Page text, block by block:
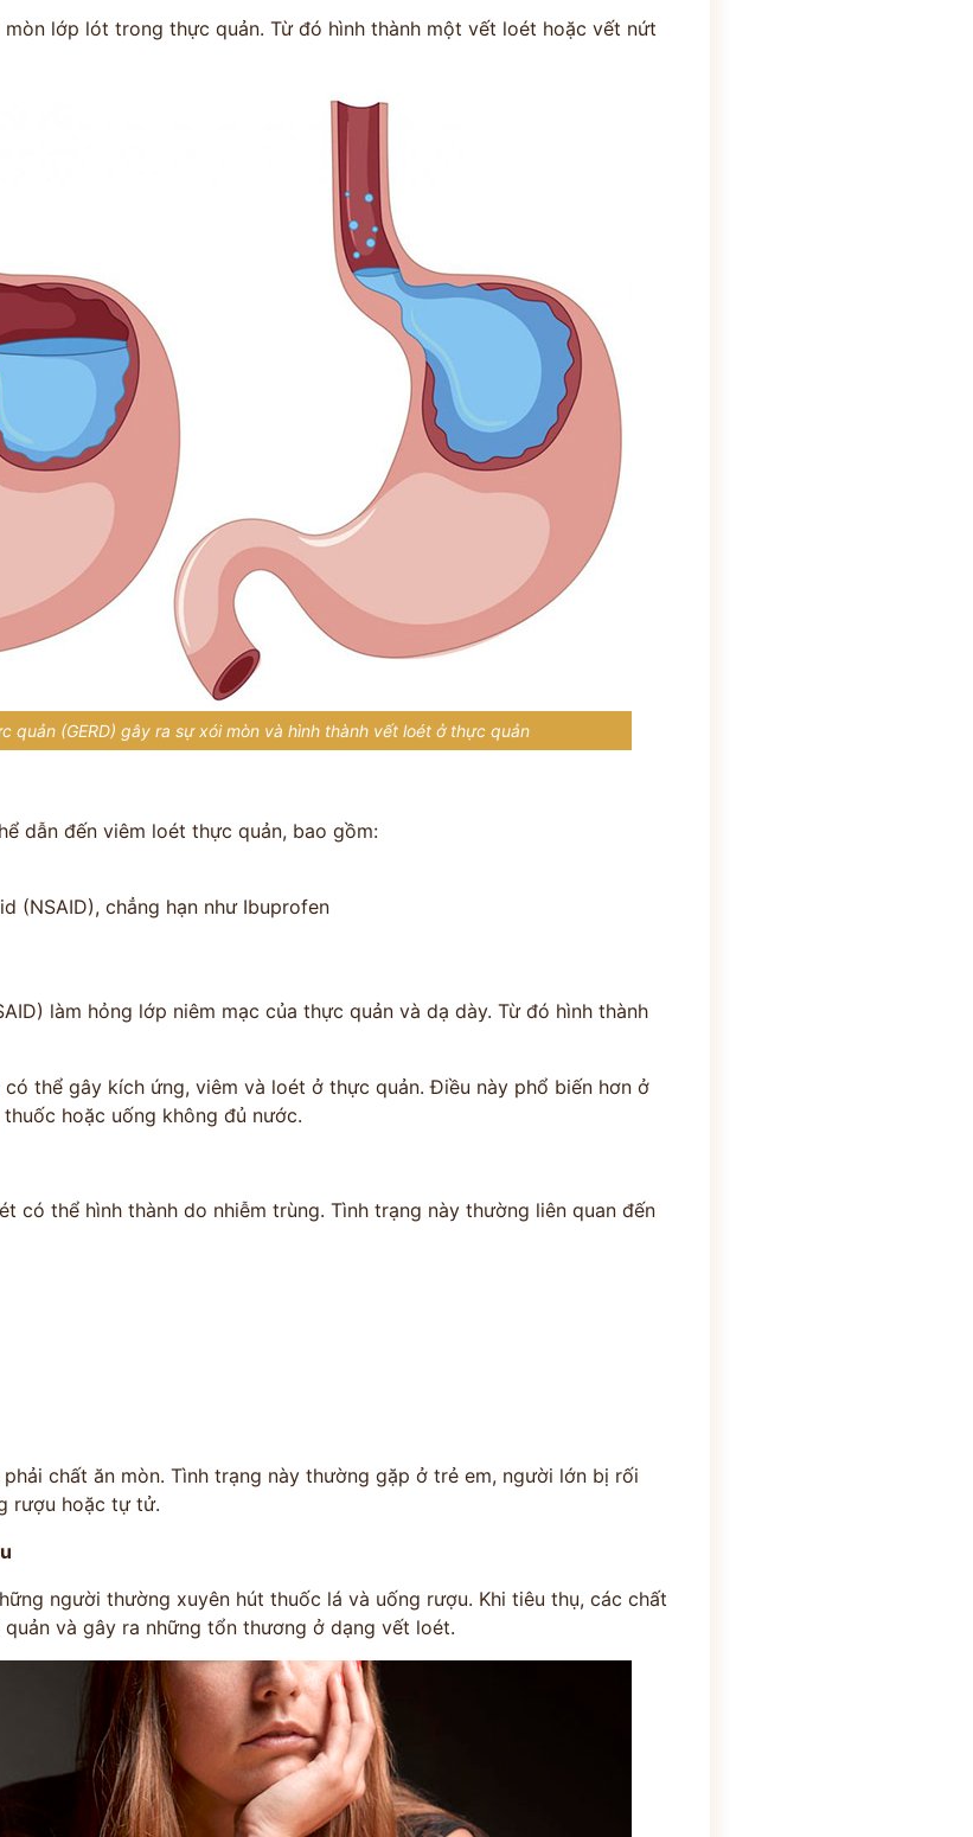
lớp lót trong thực quản. Từ đó hình thành một vết loét hoặc vết nứt
quản (GERD) gây ra sự xói mòn và hình thành vết loét ở thực quản
dẫn đến viêm loét thực quản, bao gồm:
(NSAID), chẳng hạn như Ibuprofen
làm hỏng lớp niêm mạc của thực quản và dạ dày. Từ đó hình thành
thể gây kích ứng, viêm và loét ở thực quản. Điều này phổ biến hơn ở
hoặc uống không đủ nước.
có thể hình thành do nhiễm trùng. Tình trạng này thường liên quan đến
chất ăn mòn. Tình trạng này thường gặp ở trẻ em, người lớn bị rối
rượu hoặc tự tử.
người thường xuyên hút thuốc lá và uống rượu. Khi tiêu thụ, các chất
và gây ra những tổn thương ở dạng vết loét.
*
*
đích tư vấn.
Kinh Nghiệm - Tận Tâm - Y Đức
HOTLINE TƯ VẤN
0962 167 835
THỜI GIAN LÀM VIỆC
8h00 - 17h30 (Tất cả các ngày
trong tuần)